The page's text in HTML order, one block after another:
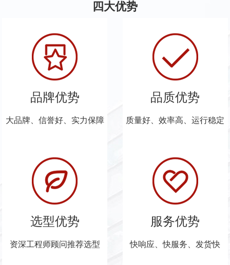
四大优势
品牌优势
大品牌、信誉好、实力保障
品质优势
质量好、效率高、运行稳定
选型优势
资深工程师顾问推荐选型
服务优势
快响应、快服务、发货快